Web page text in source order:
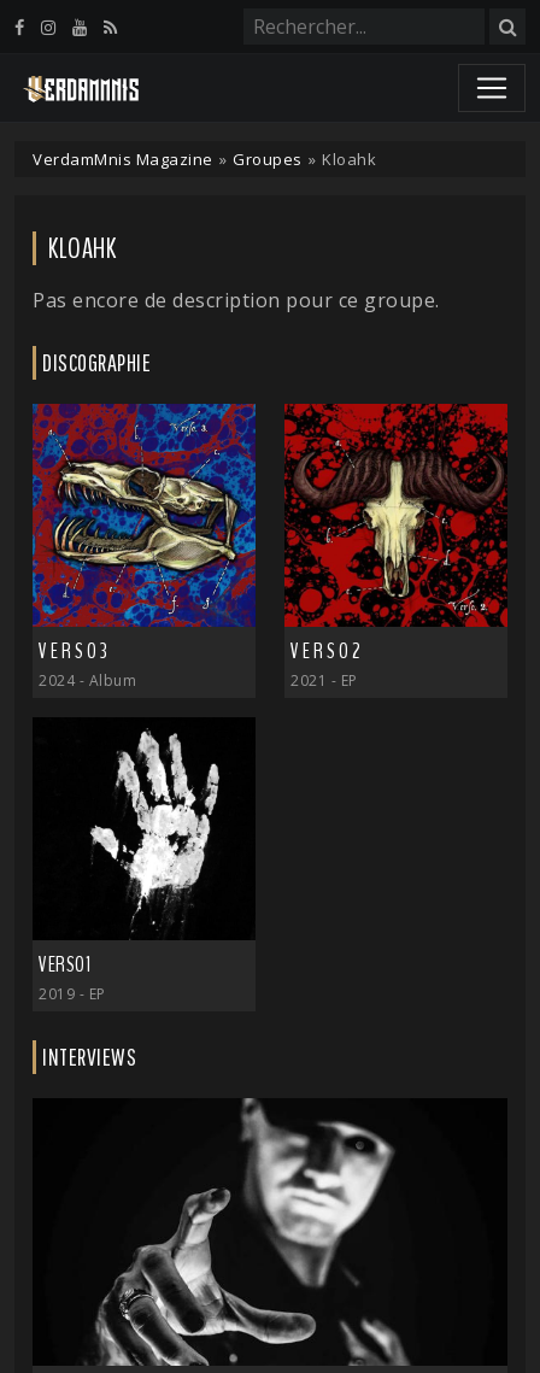
VerdamMnis Magazine » Groupes » Kloahk
KLOAHK
Pas encore de description pour ce groupe.
DISCOGRAPHIE
V E R S O 3
2024 - Album
V E R S O 2
2021 - EP
VERSO1
2019 - EP
INTERVIEWS
Panneau de gestion des cookies